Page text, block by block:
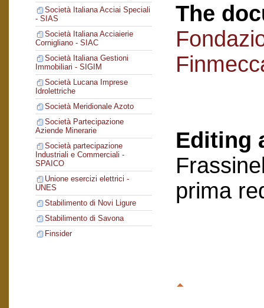
Società Italiana Acciai Speciali
- SIAS
Società Italiana Acciaierie
Cornigliano - SIAC
Società Italiana Gestioni
Immobiliari - SIGIM
Società Lucana Imprese
Idrolettriche
Società Meridionale Azoto
Società Partecipazione
Aziende Minerarie
Società partecipazione
Industriali e Commerciali -
SPAICO
Unione esercizi elettrici -
UNES
Stabilimento di Novi Ligure
Stabilimento di Savona
Finsider
The
Editing
prima